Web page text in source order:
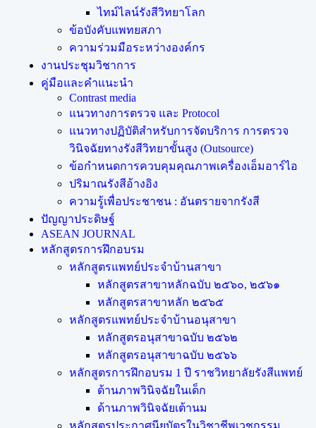
ไทม์ไลน์รังสีวิทยาโลก
ข้อบังคับแพทยสภา
ความร่วมมือระหว่างองค์กร
งานประชุมวิชาการ
คู่มือและคำแนะนำ
Contrast media
แนวทางการตรวจ และ Protocol
แนวทางปฏิบัติสำหรับการจัดบริการ การตรวจ
วินิจฉัยทางรังสีวิทยาขั้นสูง (Outsource)
ข้อกำหนดการควบคุมคุณภาพเครื่องเอ็มอาร์ไอ
ปริมาณรังสีอ้างอิง
ความรู้เพื่อประชาชน : อันตรายจากรังสี
ปัญญาประดิษฐ์
ASEAN JOURNAL
หลักสูตรการฝึกอบรม
หลักสูตรแพทย์ประจำบ้านสาขา
หลักสูตรสาขาหลักฉบับ ๒๕๖๐, ๒๕๖๑
หลักสูตรสาขาหลัก ๒๕๖๕
หลักสูตรแพทย์ประจำบ้านอนุสาขา
หลักสูตรอนุสาขาฉบับ ๒๕๖๒
หลักสูตรอนุสาขาฉบับ ๒๕๖๖
หลักสูตรการฝึกอบรม 1 ปี ราชวิทยาลัยรังสีแพทย์
ด้านภาพวินิจฉัยในเด็ก
ด้านภาพวินิจฉัยเต้านม
หลักสูตรประกาศนียบัตรในวิชาชีพเวชกรรม